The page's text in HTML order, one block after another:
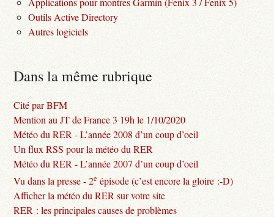
Outils Active Directory
Autres logiciels
Dans la même rubrique
Cité par BFM
Mention au JT de France 3 19h le 1/10/2020
Météo du RER - L’année 2008 d’un coup d’oeil
Un flux RSS pour la météo du RER
Météo du RER - L’année 2007 d’un coup d’oeil
Vu dans la presse - 2e épisode (c’est encore la gloire :-D)
Afficher la météo du RER sur votre site
RER : les principales causes de problèmes